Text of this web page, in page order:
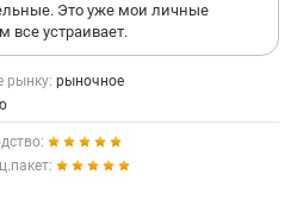
Это уже мои личные
все устраивает.
рынку: рыночное